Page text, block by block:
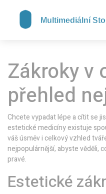
Zákroky v
přehled
Chcete vypadat lépe a cítit se
estetické medicíny existuje
váš úsměv i celkový vzhled
nejpopulárnější, abyste věděli,
pravé.
Estetické